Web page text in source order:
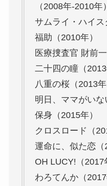
（2008年-2010年）
サムライ・ハイス
福助（2010年）
医療捜査官 財前
二十四の瞳（2013
八重の桜（2013年
明日、ママがいな
保身（2015年）
クロスロード（
運命に、似た恋（
OH LUCY!（2017
わろてんか（2017